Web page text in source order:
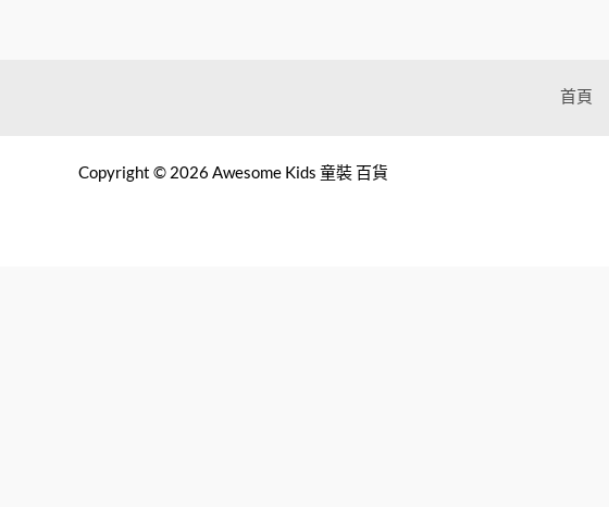
首頁
Copyright © 2026 Awesome Kids 童裝 百貨